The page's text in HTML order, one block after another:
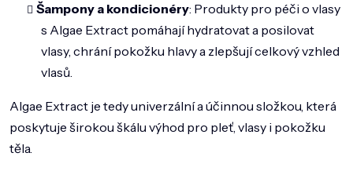
Šampony a kondicionéry: Produkty pro péči o vlasy
s Algae Extract pomáhají hydratovat a posilovat
vlasy, chrání pokožku hlavy a zlepšují celkový vzhled
vlasů.
Algae Extract je tedy univerzální a účinnou složkou, která
poskytuje širokou škálu výhod pro pleť, vlasy i pokožku
těla.